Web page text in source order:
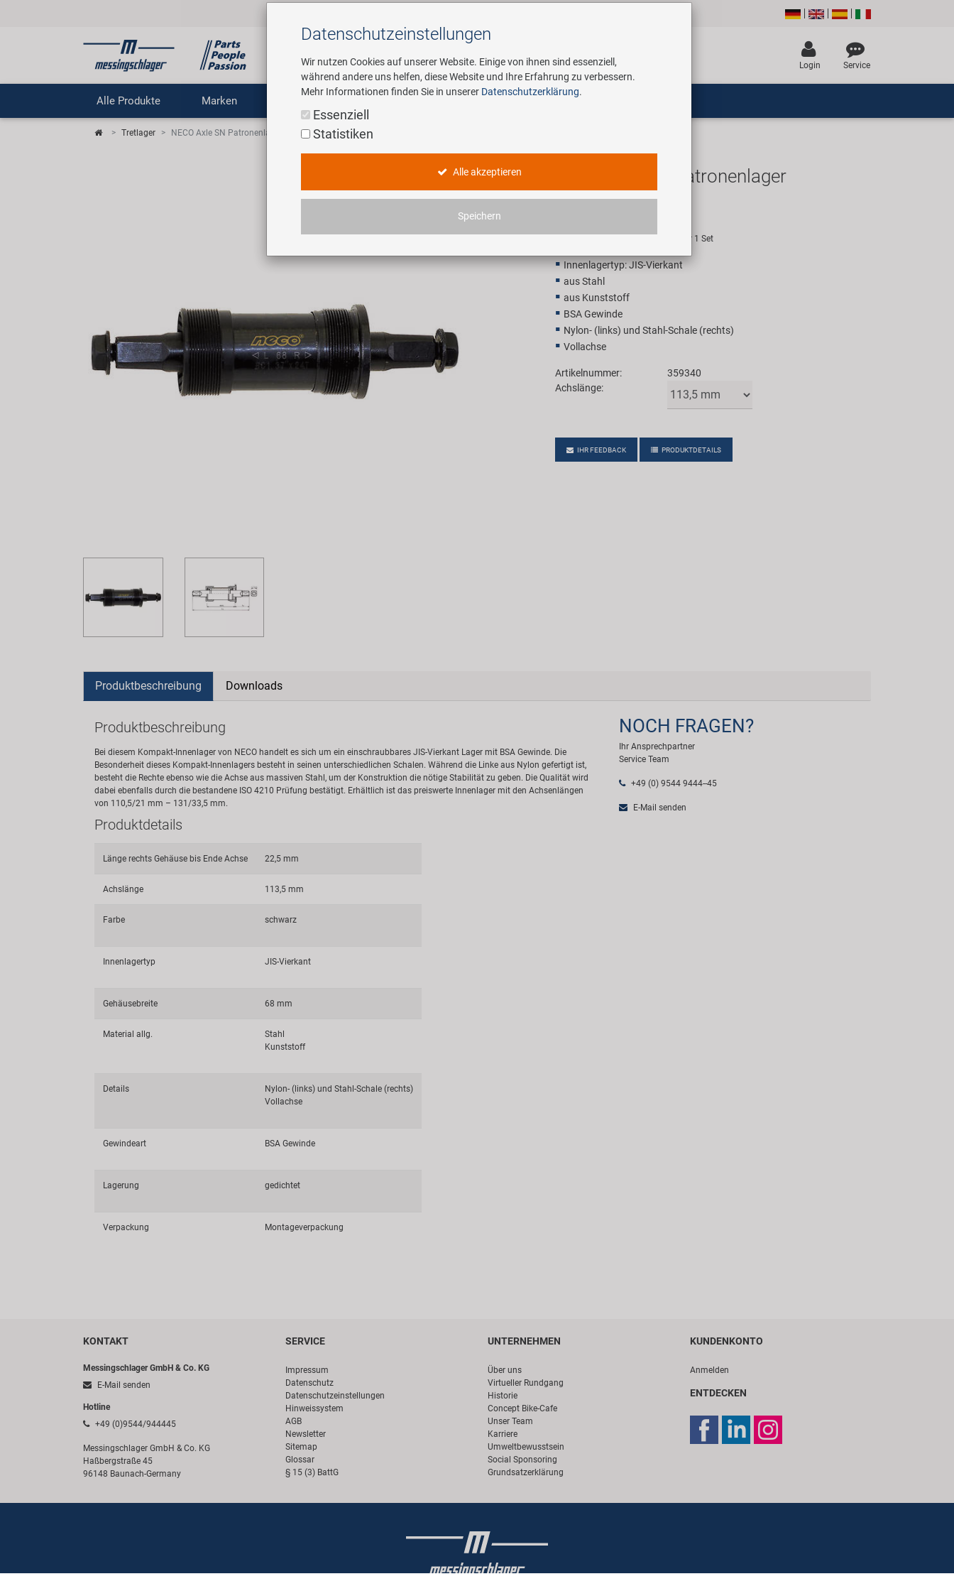
Suchen
Login Service
Alle Produkte Marken
Tretlager NECO Axle SN Patronenlager
NECO Axle SN Patronenlager
Unverbindliche Preisempfehlung für 1 Set
Innenlagertyp: JIS-Vierkant
aus Stahl
aus Kunststoff
BSA Gewinde
Nylon- (links) und Stahl-Schale (rechts)
Vollachse
Artikelnummer:
359340
Achslänge:
IHR FEEDBACK PRODUKTDETAILS
Produktbeschreibung Downloads
Produktbeschreibung
Bei diesem Kompakt-Innenlager von NECO handelt es sich um ein einschraubbares JIS-Vierkant Lager mit BSA Gewinde. Die
Besonderheit dieses Kompakt-Innenlagers besteht in seinen unterschiedlichen Schalen. Während die Linke aus Nylon gefertigt ist,
besteht die Rechte ebenso wie die Achse aus massiven Stahl, um der Konstruktion die nötige Stabilität zu geben. Die Qualität wird
dabei ebenfalls durch die bestandene ISO 4210 Prüfung bestätigt. Erhältlich ist das preiswerte Innenlager mit den Achsenlängen
von 110,5/21 mm – 131/33,5 mm.
Produktdetails
Länge rechts Gehäuse bis Ende Achse 22,5 mm
Achslänge 113,5 mm
Farbe schwarz
Innenlagertyp JIS-Vierkant
Gehäusebreite 68 mm
Material allg.
Stahl
Kunststoff
Details
Nylon- (links) und Stahl-Schale (rechts)
Vollachse
Gewindeart BSA Gewinde
Lagerung gedichtet
Verpackung Montageverpackung
NOCH FRAGEN?
Ihr Ansprechpartner
Service Team
+49 (0) 9544 9444--45
E-Mail senden
KONTAKT
Messingschlager GmbH & Co. KG
E-Mail senden
Hotline
+49 (0)9544/944445
Messingschlager GmbH & Co. KG
Haßbergstraße 45
96148 Baunach-Germany
SERVICE
Impressum
Datenschutz
Datenschutzeinstellungen
Hinweissystem
AGB
Newsletter
Sitemap
Glossar
§ 15 (3) BattG
UNTERNEHMEN
Über uns
Virtueller Rundgang
Historie
Concept Bike-Cafe
Unser Team
Karriere
Umweltbewusstsein
Social Sponsoring
Grundsatzerklärung
KUNDENKONTO
Anmelden
ENTDECKEN
Datenschutz­einstellungen
Wir nutzen Cookies auf unserer Website. Einige von ihnen sind essenziell,
während andere uns helfen, diese Website und Ihre Erfahrung zu verbessern.
Mehr Informationen finden Sie in unserer Datenschutzerklärung.
Essenziell
Statistiken
Alle akzeptieren
Speichern